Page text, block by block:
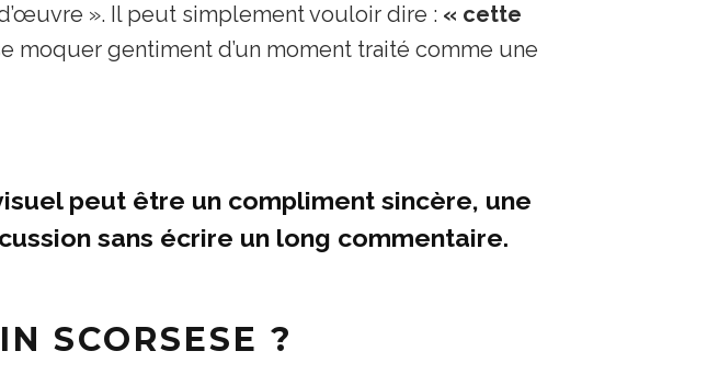
». Il peut simplement vouloir dire : « cette
moquer gentiment d’un moment traité comme une
peut être un compliment sincère, une
sans écrire un long commentaire.
SCORSESE ?